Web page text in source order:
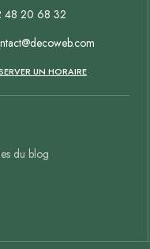
48 20 68 32
UN HORAIRE
du blog